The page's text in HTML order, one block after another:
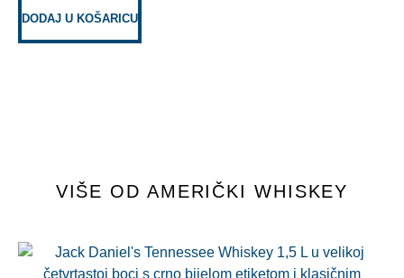
DODAJ U KOŠARICU
VIŠE OD AMERIČKI WHISKEY